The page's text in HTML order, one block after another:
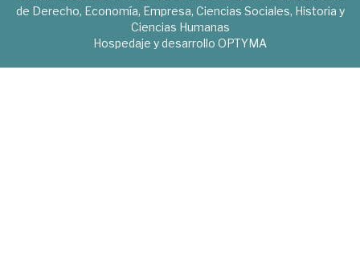
de Derecho, Economía, Empresa, Ciencias Sociales, Historia y
Ciencias Humanas
Hospedaje y desarrollo OPTYMA